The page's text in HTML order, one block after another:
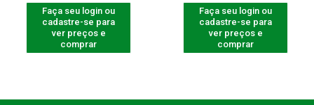
Faça seu login ou
cadastre-se para
ver preços e
comprar
Faça seu login ou
cadastre-se para
ver preços e
comprar